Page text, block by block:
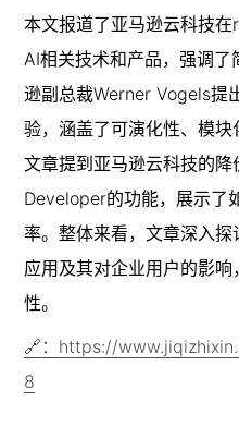
本文报道了亚马逊云科技
AI相关技术和产品，强调
逊副总裁Werner Vogels提
验，涵盖了可演化性、模块
文章提到亚马逊云科技的
Developer的功能，展示了
率。整体来看，文章深入
应用及其对企业用户的影
性。
🔗：https://
8